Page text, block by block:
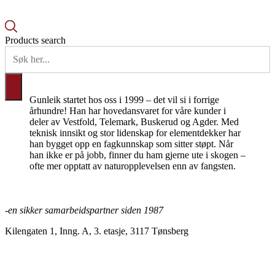
Products search
Gunleik startet hos oss i 1999 – det vil si i forrige
århundre! Han har hovedansvaret for våre kunder i
deler av Vestfold, Telemark, Buskerud og Agder. Med
teknisk innsikt og stor lidenskap for elementdekker har
han bygget opp en fagkunnskap som sitter støpt. Når
han ikke er på jobb, finner du ham gjerne ute i skogen –
ofte mer opptatt av naturopplevelsen enn av fangsten.
-en sikker samarbeidspartner siden 1987
Kilengaten 1, Inng. A, 3. etasje, 3117 Tønsberg